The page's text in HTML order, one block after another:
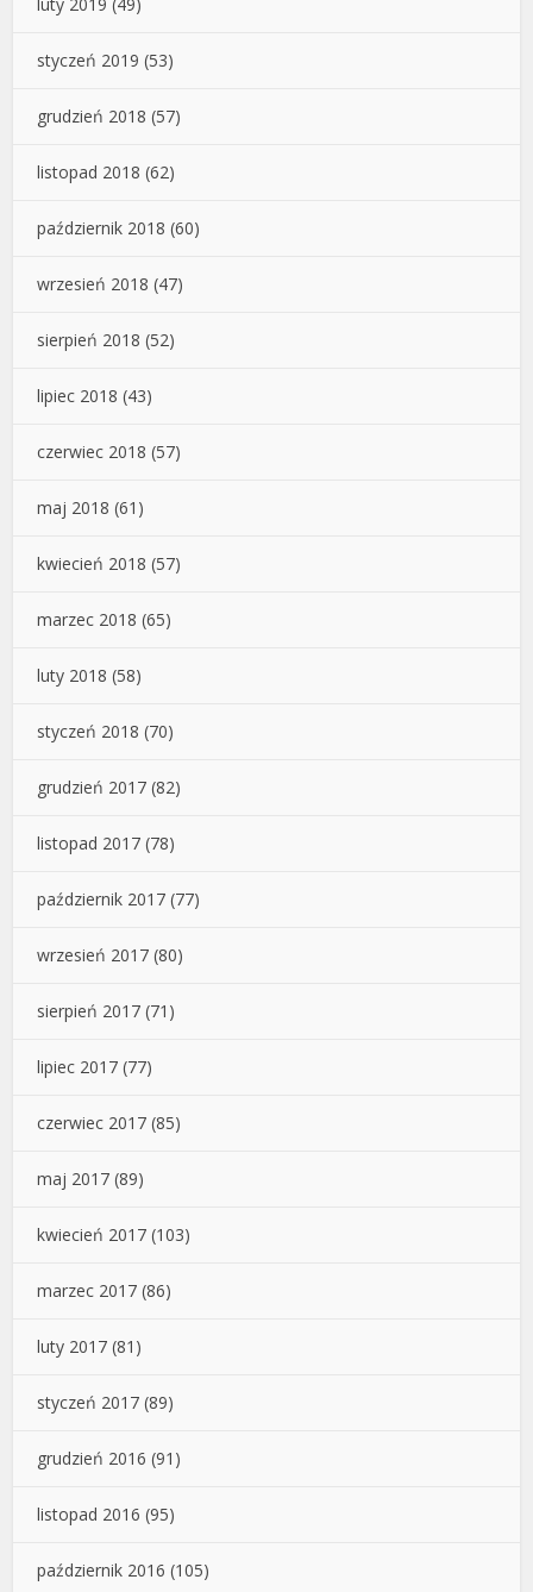
styczeń 2019 (53)
grudzień 2018 (57)
listopad 2018 (62)
październik 2018 (60)
wrzesień 2018 (47)
sierpień 2018 (52)
lipiec 2018 (43)
czerwiec 2018 (57)
maj 2018 (61)
kwiecień 2018 (57)
marzec 2018 (65)
luty 2018 (58)
styczeń 2018 (70)
grudzień 2017 (82)
listopad 2017 (78)
październik 2017 (77)
wrzesień 2017 (80)
sierpień 2017 (71)
lipiec 2017 (77)
czerwiec 2017 (85)
maj 2017 (89)
kwiecień 2017 (103)
marzec 2017 (86)
luty 2017 (81)
styczeń 2017 (89)
grudzień 2016 (91)
listopad 2016 (95)
październik 2016 (105)